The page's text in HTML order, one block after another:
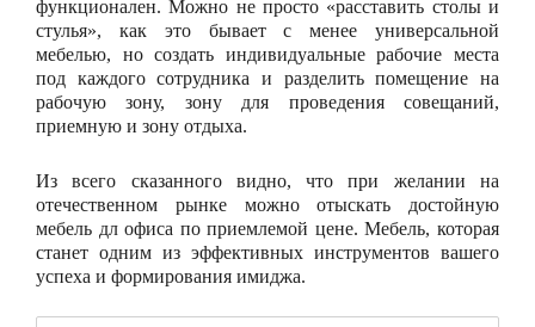
функционален. Можно не просто «расставить столы и
стулья», как это бывает с менее универсальной
мебелью, но создать индивидуальные рабочие места
под каждого сотрудника и разделить помещение на
рабочую зону, зону для проведения совещаний,
приемную и зону отдыха.
Из всего сказанного видно, что при желании на
отечественном рынке можно отыскать достойную
мебель дл офиса по приемлемой цене. Мебель, которая
станет одним из эффективных инструментов вашего
успеха и формирования имиджа.